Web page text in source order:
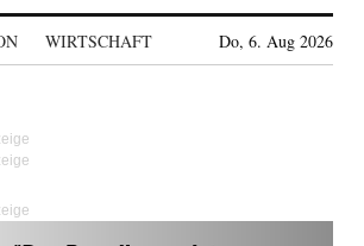
WIRTSCHAFT Do, 6. Aug 2026